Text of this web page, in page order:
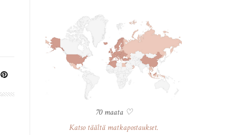
70 maata ♡
Katso täältä matkapostaukset.